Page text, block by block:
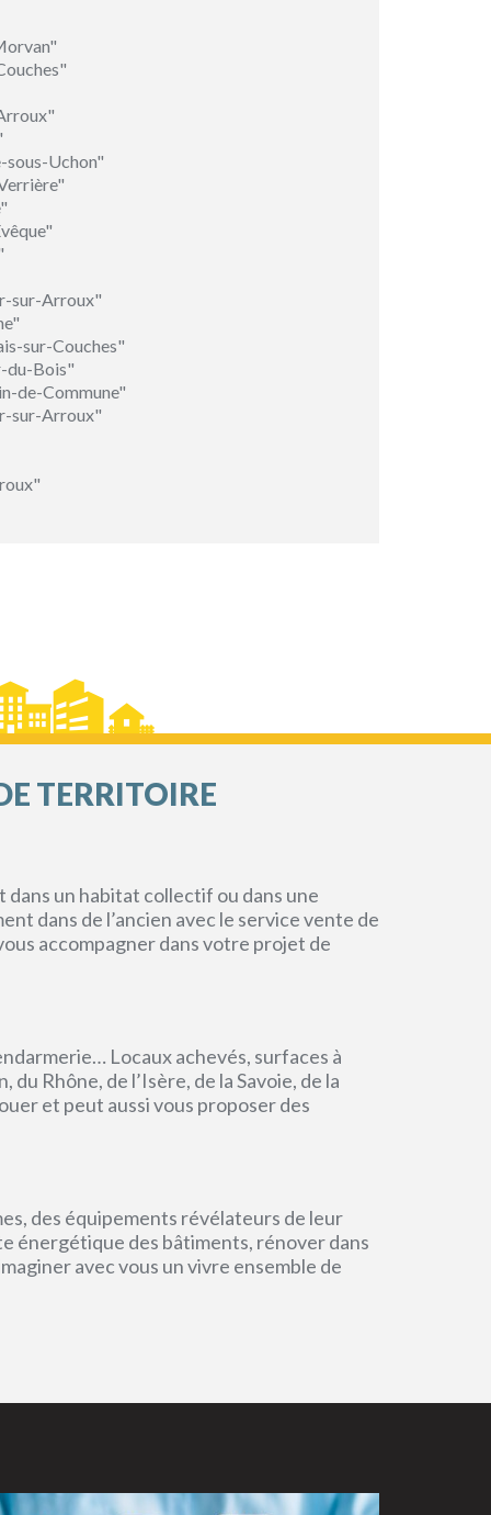
sous-Uchon"
sur-Arroux"
sur-Couches"
du-Bois"
de-Commune"
sur-Arroux"
TERRITOIRE
dans un habitat collectif ou dans une
dans de l’ancien avec le service vente de
accompagner dans votre projet de
Locaux achevés, surfaces à
Rhône, de l’Isère, de la Savoie, de la
et peut aussi vous proposer des
des équipements révélateurs de leur
énergétique des bâtiments, rénover dans
avec vous un vivre ensemble de